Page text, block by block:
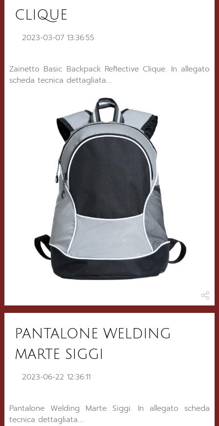
CLIQUE
2023-03-07 13:36:55
Zainetto Basic Backpack Reflective Clique. In allegato
scheda tecnica dettagliata....
PANTALONE WELDING
MARTE SIGGI
2023-06-22 12:36:11
Pantalone Welding Marte Siggi. In allegato scheda
tecnica dettagliata....